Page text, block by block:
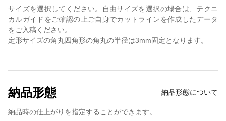
サイズを選択してください。自由サイズを選択の場合は、テクニ
カルガイドをご確認の上ご自身でカットラインを作成したデータ
をご入稿ください。
定形サイズの角丸四角形の角丸の半径は3mm固定となります。
納品形態 納品形態について
納品時の仕上がりを指定することができます。